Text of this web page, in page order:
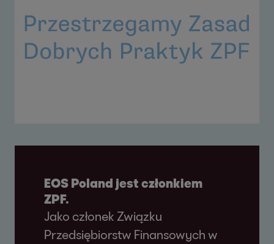
EOS Poland jest członkiem
ZPF.
Jako członek Związku
Przedsiębiorstw Finansowych w